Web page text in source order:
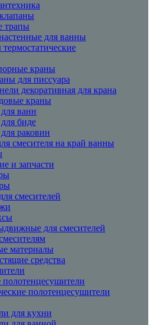
трапы
для ванны
краны
для писсуара
декоративная для крана
краны
ванн
биде
раковин
смесителя на край ванны
и запчасти
смесителей
для смесителей
материалы
средства
полотенцесушители
для кухни